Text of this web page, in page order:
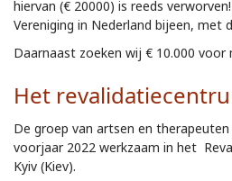
hiervan (€ 20000) is reeds
Vereniging in Nederland bijeen, met
Daarnaast zoeken wij € 10.000
Het
De groep van artsen en
voorjaar 2022 werkzaam in het
Kyiv (Kiev).